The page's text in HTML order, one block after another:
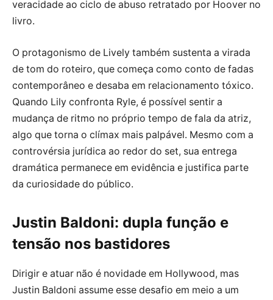
veracidade ao ciclo de abuso retratado por Hoover no
livro.
O protagonismo de Lively também sustenta a virada
de tom do roteiro, que começa como conto de fadas
contemporâneo e desaba em relacionamento tóxico.
Quando Lily confronta Ryle, é possível sentir a
mudança de ritmo no próprio tempo de fala da atriz,
algo que torna o clímax mais palpável. Mesmo com a
controvérsia jurídica ao redor do set, sua entrega
dramática permanece em evidência e justifica parte
da curiosidade do público.
Justin Baldoni: dupla função e
tensão nos bastidores
Dirigir e atuar não é novidade em Hollywood, mas
Justin Baldoni assume esse desafio em meio a um